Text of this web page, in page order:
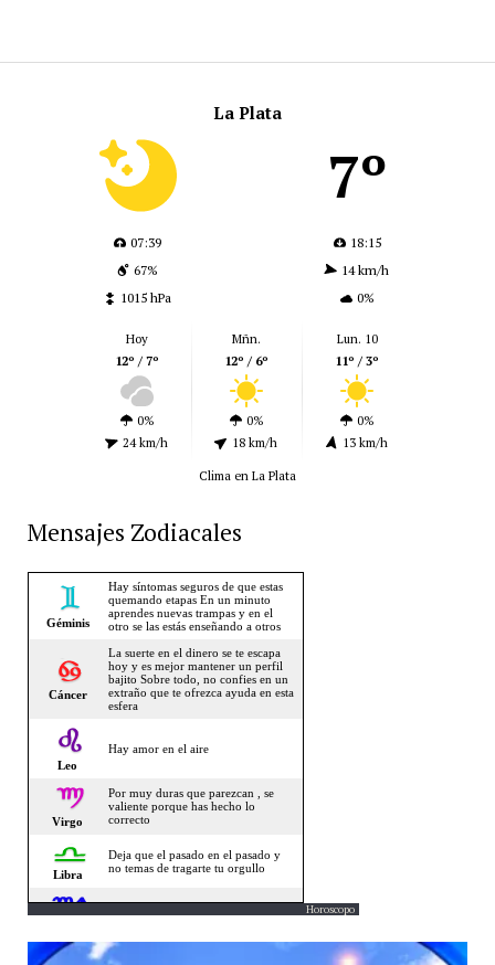
La Plata
7º
07:39
18:15
67%
14 km/h
1015 hPa
0%
Hoy
12º / 7º
0%
24 km/h
Mñn.
12º / 6º
0%
18 km/h
Lun. 10
11º / 3º
0%
13 km/h
Clima en La Plata
Mensajes Zodiacales
Horoscopo